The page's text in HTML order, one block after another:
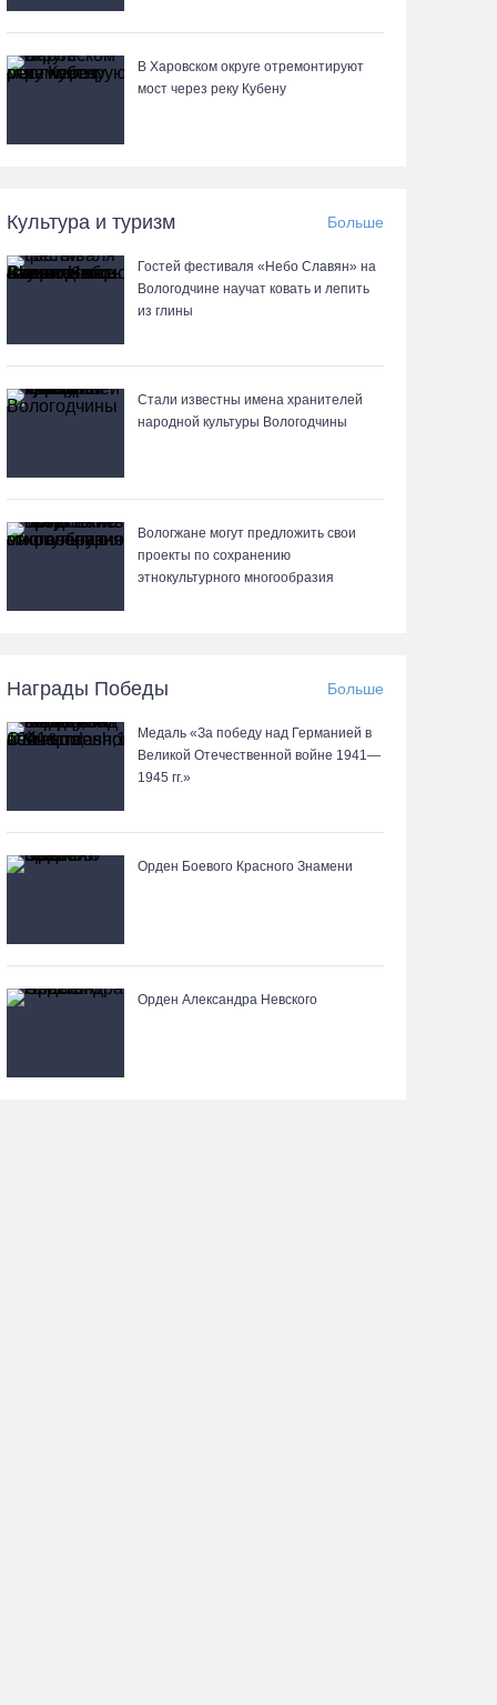
Курс на легитимность: на Вологодчине
общественные наблюдатели на выборах
пройдут учебу
05.08.26 / 11:33
8 августа в муниципалитетах Вологодчины
Вологжане через чат-бот подали 26 тысяч идей
05.08.26 / 11:03
В Вологде водитель «Лексуса» сбила во дворе
фонтан в Комсомольском парке
05.08.26 / 10:30
звание «Самого лучшего папы»
05.08.26 / 09:44
В Харовском округе отремонтируют
мост через реку Кубену
Культура и туризм Больше
Гостей фестиваля «Небо Славян» на
Вологодчине научат ковать и лепить
из глины
Стали известны имена хранителей
народной культуры Вологодчины
Вологжане могут предложить свои
проекты по сохранению
этнокультурного многообразия
Награды Победы Больше
Медаль «За победу над Германией в
Великой Отечественной войне 1941—
1945 гг.»
Орден Боевого Красного Знамени
Орден Александра Невского